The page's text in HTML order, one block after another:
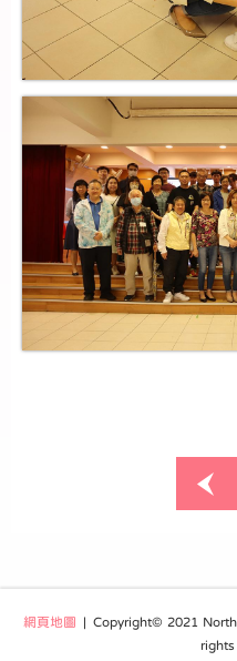
網頁地圖 | Copyright© 2021
rights